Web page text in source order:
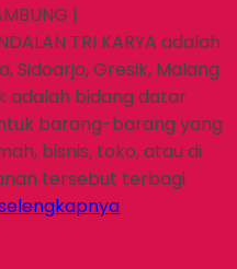
|
TRI KARYA adalah
Sidoarjo, Gresik, Malang
adalah bidang datar
barang-barang yang
bisnis, toko, atau di
tersebut terbagi